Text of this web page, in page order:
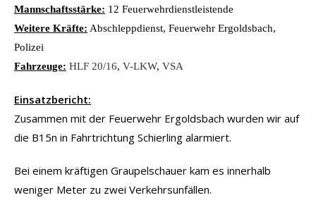
Mannschaftsstärke: 12 Feuerwehrdienstleistende
Weitere Kräfte: Abschleppdienst, Feuerwehr Ergoldsbach,
Polizei
Fahrzeuge: HLF 20/16, V-LKW, VSA
Einsatzbericht:
Zusammen mit der Feuerwehr Ergoldsbach wurden wir auf
die B15n in Fahrtrichtung Schierling alarmiert.
Bei einem kräftigen Graupelschauer kam es innerhalb
weniger Meter zu zwei Verkehrsunfällen.